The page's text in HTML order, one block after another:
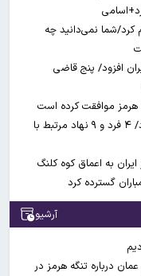
شما نمی‌دانید چه
ایران افزود/ پنج قاضی
هرمز موافقت کرده است
آمریکا تحریم‌های جدیدی علیه ایران اعمال کرد/ ۴ فرد و ۹ نهاد مرتبط با
ایران به اعماق کوه کلنگ
گسترده کرد
آرشیو
درباره تنگه هرمز در